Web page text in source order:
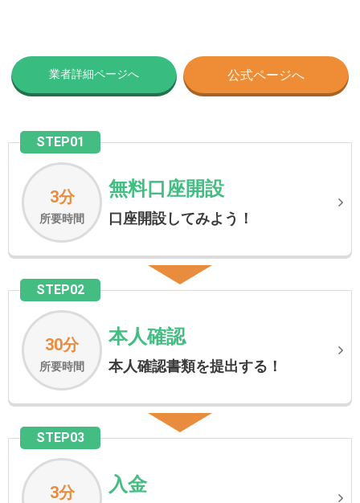
業者詳細ページへ 公式ページへ
STEP01
3分
所要時間
無料口座開設
口座開設してみよう！
STEP02
30分
所要時間
本人確認
本人確認書類を提出する！
STEP03
3分 入金